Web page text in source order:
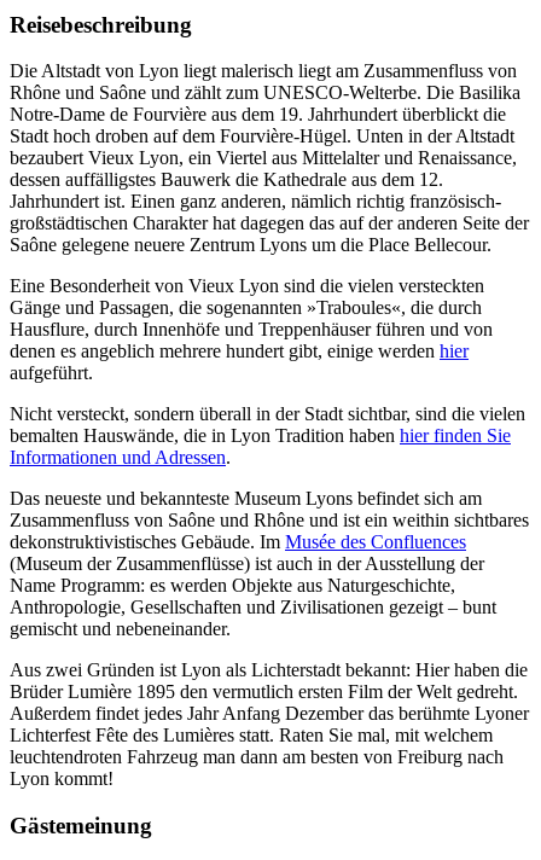
Reisebeschreibung
Die Altstadt von Lyon liegt malerisch liegt am Zusammenfluss von
Rhône und Saône und zählt zum UNESCO-Welterbe. Die Basilika
Notre-Dame de Fourvière aus dem 19. Jahrhundert überblickt die
Stadt hoch droben auf dem Fourvière-Hügel. Unten in der Altstadt
bezaubert Vieux Lyon, ein Viertel aus Mittelalter und Renaissance,
dessen auffälligstes Bauwerk die Kathedrale aus dem 12.
Jahrhundert ist. Einen ganz anderen, nämlich richtig französisch-
großstädtischen Charakter hat dagegen das auf der anderen Seite der
Saône gelegene neuere Zentrum Lyons um die Place Bellecour.
Eine Besonderheit von Vieux Lyon sind die vielen versteckten
Gänge und Passagen, die sogenannten »Traboules«, die durch
Hausflure, durch Innenhöfe und Treppenhäuser führen und von
denen es angeblich mehrere hundert gibt, einige werden hier
aufgeführt.
Nicht versteckt, sondern überall in der Stadt sichtbar, sind die vielen
bemalten Hauswände, die in Lyon Tradition haben hier finden Sie
Informationen und Adressen.
Das neueste und bekannteste Museum Lyons befindet sich am
Zusammenfluss von Saône und Rhône und ist ein weithin sichtbares
dekonstruktivistisches Gebäude. Im Musée des Confluences
(Museum der Zusammenflüsse) ist auch in der Ausstellung der
Name Programm: es werden Objekte aus Naturgeschichte,
Anthropologie, Gesellschaften und Zivilisationen gezeigt – bunt
gemischt und nebeneinander.
Aus zwei Gründen ist Lyon als Lichterstadt bekannt: Hier haben die
Brüder Lumière 1895 den vermutlich ersten Film der Welt gedreht.
Außerdem findet jedes Jahr Anfang Dezember das berühmte Lyoner
Lichterfest Fête des Lumières statt. Raten Sie mal, mit welchem
leuchtendroten Fahrzeug man dann am besten von Freiburg nach
Lyon kommt!
Gästemeinung